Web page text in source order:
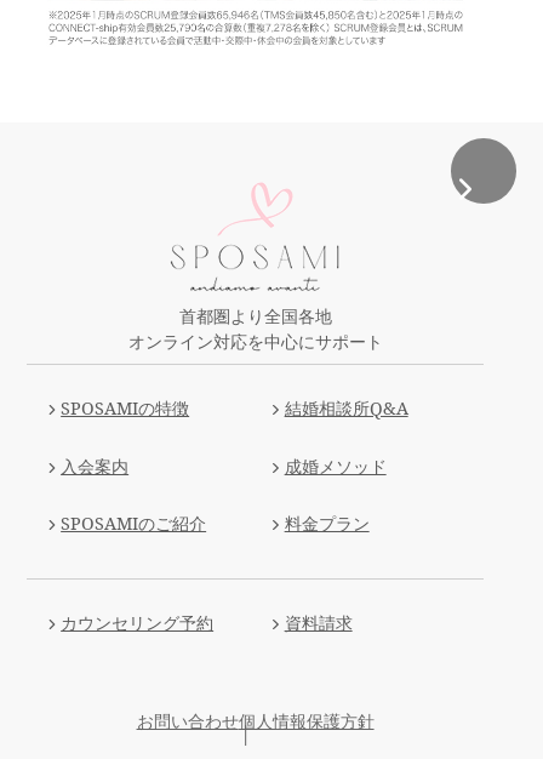
首都圏より全国各地
オンライン対応を中心にサポート
SPOSAMIの特徴
入会案内
SPOSAMIのご紹介
結婚相談所Q&A
成婚メソッド
料金プラン
カウンセリング予約 資料請求
お問い合わせ個人情報保護方針